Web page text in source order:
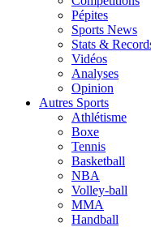
Pépites
Sports News
Stats &
Vidéos
Analyses
Opinion
Autres Sports
Athlétisme
Boxe
Tennis
Basketball
NBA
Volley-ball
MMA
Handball